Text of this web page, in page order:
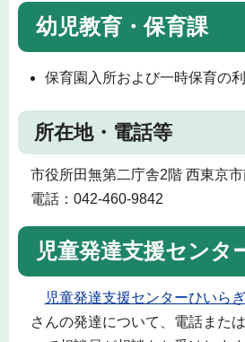
幼児教育・保育課
保育園入所および一時保育の
所在地・電話等
市役所田無第二庁舎2階 西東京
電話：042-460-9842
児童発達支援センタ
児童発達支援センターひいらぎ
さんの発達について、電話また